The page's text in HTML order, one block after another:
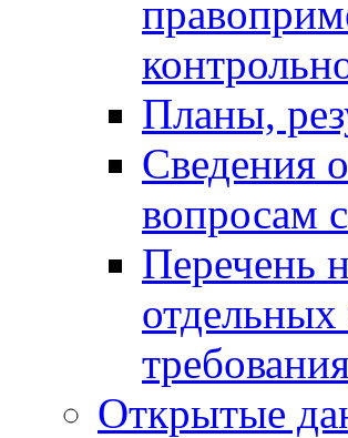
Планы,
Сведения
вопросам
Перечень
Открытые